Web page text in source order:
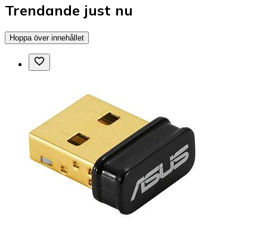
Trendande just nu
Hoppa över innehållet